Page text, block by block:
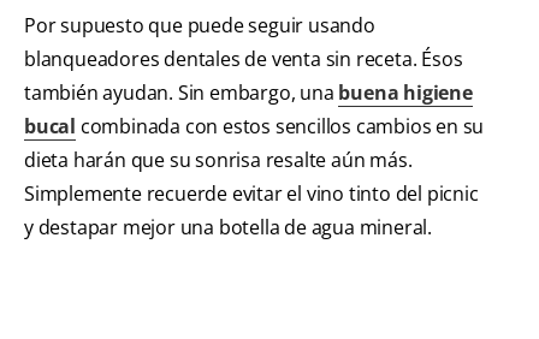
Por supuesto que puede seguir usando
blanqueadores dentales de venta sin receta. Ésos
también ayudan. Sin embargo, una buena higiene
bucal combinada con estos sencillos cambios en su
dieta harán que su sonrisa resalte aún más.
Simplemente recuerde evitar el vino tinto del picnic
y destapar mejor una botella de agua mineral.